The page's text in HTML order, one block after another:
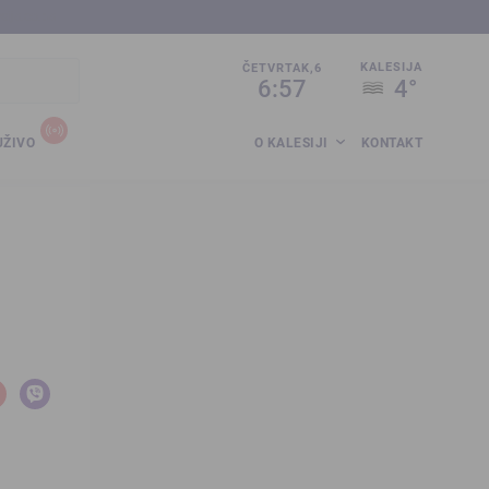
ČETVRTAK,6
6:57
KALESIJA
4°
O KALESIJI KONTAKT